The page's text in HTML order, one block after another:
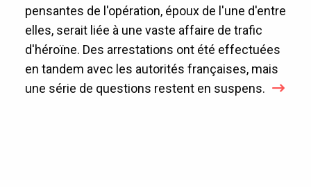
pensantes de l'opération, époux de l'une d'entre
elles, serait liée à une vaste affaire de trafic
d'héroïne. Des arrestations ont été effectuées
en tandem avec les autorités françaises, mais
une série de questions restent en suspens.